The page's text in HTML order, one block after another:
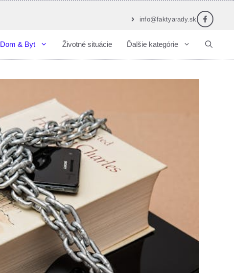
info@faktyarady.sk
Dom & Byt Životné situácie Ďalšie kategórie